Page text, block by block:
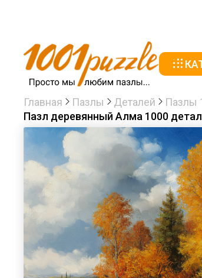
Главная Пазлы Деталей
Пазлы
Пазл деревянный Алма 1000